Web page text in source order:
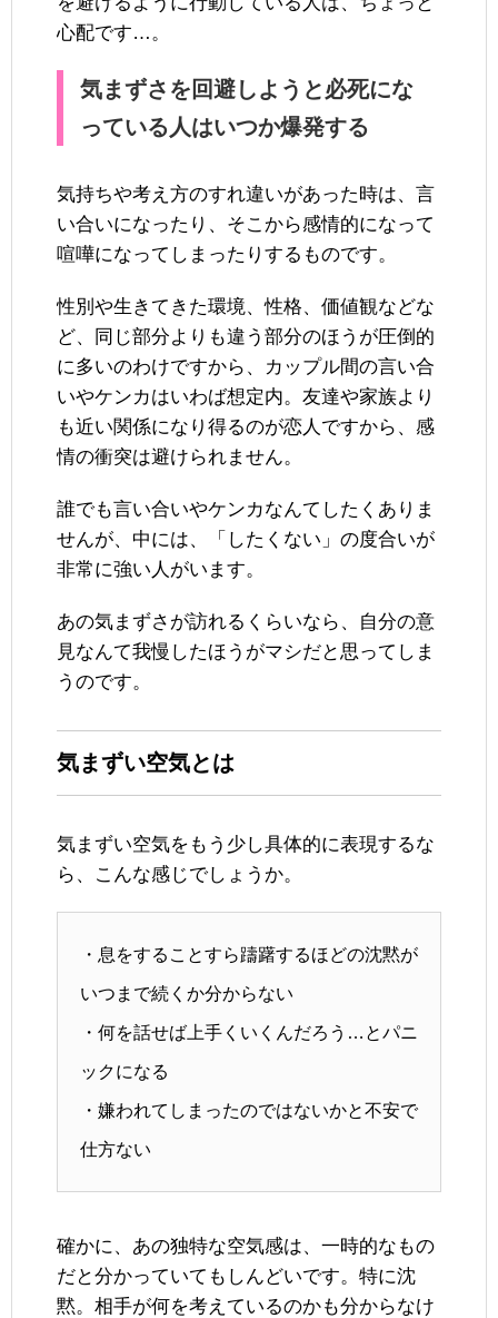
心配です…。
気まずさを回避しようと必死にな
っている人はいつか爆発する
気持ちや考え方のすれ違いがあった時は、言
い合いになったり、そこから感情的になって
喧嘩になってしまったりするものです。
性別や生きてきた環境、性格、価値観などな
ど、同じ部分よりも違う部分のほうが圧倒的
に多いのわけですから、カップル間の言い合
いやケンカはいわば想定内。友達や家族より
も近い関係になり得るのが恋人ですから、感
情の衝突は避けられません。
誰でも言い合いやケンカなんてしたくありま
せんが、中には、「したくない」の度合いが
非常に強い人がいます。
あの気まずさが訪れるくらいなら、自分の意
見なんて我慢したほうがマシだと思ってしま
うのです。
気まずい空気とは
気まずい空気をもう少し具体的に表現するな
ら、こんな感じでしょうか。
・息をすることすら躊躇するほどの沈黙が
いつまで続くか分からない
・何を話せば上手くいくんだろう…とパニ
ックになる
・嫌われてしまったのではないかと不安で
仕方ない
確かに、あの独特な空気感は、一時的なもの
だと分かっていてもしんどいです。特に沈
黙。相手が何を考えているのかも分からなけ